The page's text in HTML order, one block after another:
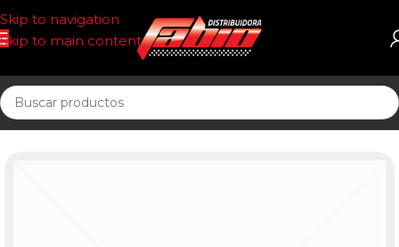
Skip to navigation
Skip to main content
Inicio FILTRO AIRE T/PANEL